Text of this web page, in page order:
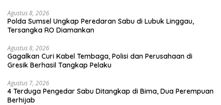
Agustus 8, 2026
Polda Sumsel Ungkap Peredaran Sabu di Lubuk Linggau,
Tersangka RO Diamankan
Agustus 8, 2026
Gagalkan Curi Kabel Tembaga, Polisi dan Perusahaan di
Gresik Berhasil Tangkap Pelaku
Agustus 7, 2026
4 Terduga Pengedar Sabu Ditangkap di Bima, Dua Perempuan
Berhijab